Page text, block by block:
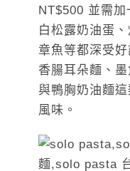
NT$500 並需
白松露奶油蛋
章魚等都深受
香腸耳朵麵、
與鴨胸奶油麵
風味。